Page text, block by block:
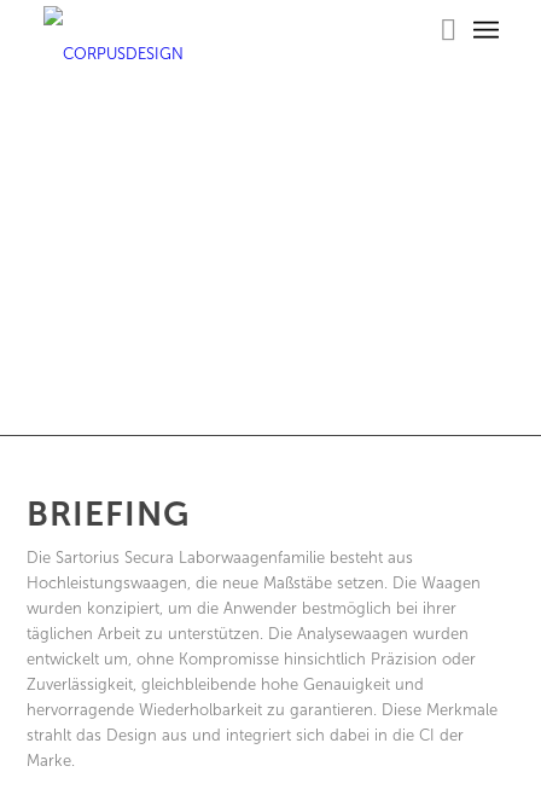
Präzisions- und Analysenwaagen
BRIEFING
Die Sartorius Secura Laborwaagenfamilie besteht aus
Hochleistungswaagen, die neue Maßstäbe setzen. Die Waagen
wurden konzipiert, um die Anwender bestmöglich bei ihrer
täglichen Arbeit zu unterstützen. Die Analysewaagen wurden
entwickelt um, ohne Kompromisse hinsichtlich Präzision oder
Zuverlässigkeit, gleichbleibende hohe Genauigkeit und
hervorragende Wiederholbarkeit zu garantieren. Diese Merkmale
strahlt das Design aus und integriert sich dabei in die CI der
Marke.